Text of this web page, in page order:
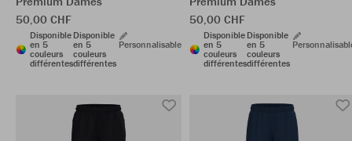
50,00 CHF
Disponible
en 5
couleurs
différentes
Disponible
en 5
couleurs
différentes
Personnalisable
50,00 CHF
Disponible
en 5
couleurs
différentes
Disponible
en 5
couleurs
différentes